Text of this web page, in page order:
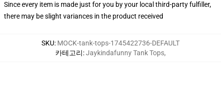
Since every item is made just for you by your local third-party fulfiller,
there may be slight variances in the product received
SKU: MOCK-tank-tops-1745422736-DEFAULT
카테고리:Jaykindafunny Tank Tops,